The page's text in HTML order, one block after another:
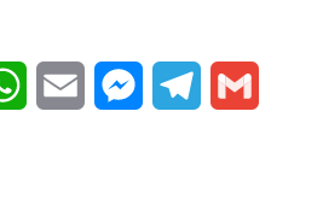
WhatsApp
Email MessengerTelegram